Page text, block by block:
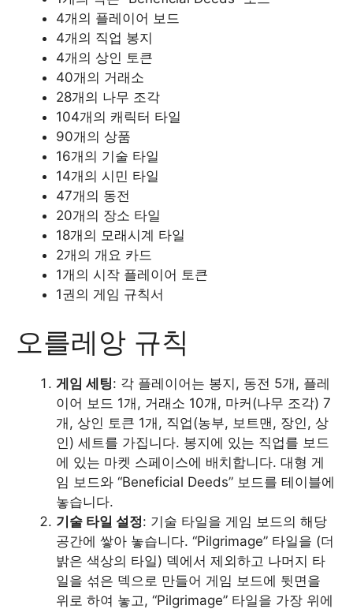
4개의 플레이어 보드
4개의 직업 봉지
4개의 상인 토큰
40개의 거래소
28개의 나무 조각
104개의 캐릭터 타일
90개의 상품
16개의 기술 타일
14개의 시민 타일
47개의 동전
20개의 장소 타일
18개의 모래시계 타일
2개의 개요 카드
1개의 시작 플레이어 토큰
1권의 게임 규칙서
오를레앙 규칙
게임 세팅: 각 플레이어는 봉지, 동전 5개, 플레
이어 보드 1개, 거래소 10개, 마커(나무 조각) 7
개, 상인 토큰 1개, 직업(농부, 보트맨, 장인, 상
인) 세트를 가집니다. 봉지에 있는 직업를 보드
에 있는 마켓 스페이스에 배치합니다. 대형 게
임 보드와 “Beneficial Deeds” 보드를 테이블에
놓습니다.
기술 타일 설정: 기술 타일을 게임 보드의 해당
공간에 쌓아 놓습니다. “Pilgrimage” 타일을 (더
밝은 색상의 타일) 덱에서 제외하고 나머지 타
일을 섞은 덱으로 만들어 게임 보드에 뒷면을
위로 하여 놓고, “Pilgrimage” 타일을 가장 위에